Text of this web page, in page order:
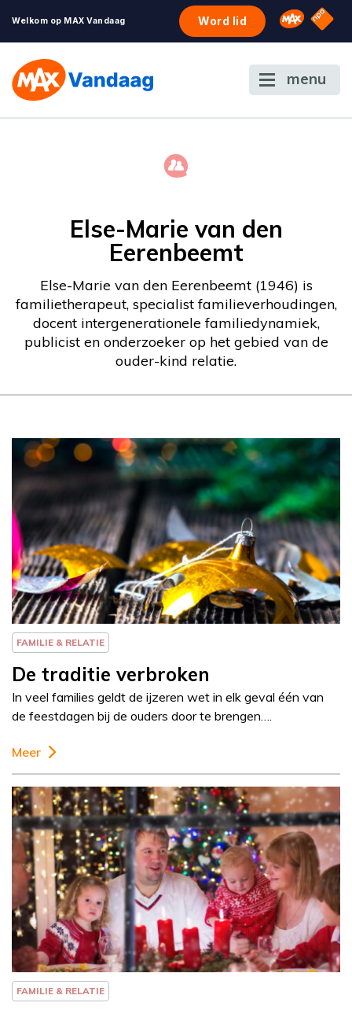
Welkom op MAX Vandaag Word lid Omroep
NPO
menu
Else-Marie van den
Eerenbeemt
Else-Marie van den Eerenbeemt (1946) is
familietherapeut, specialist familieverhoudingen,
docent intergenerationele familiedynamiek,
publicist en onderzoeker op het gebied van de
ouder-kind relatie.
Column
Else-Marie van den
Eerenbeemt
FAMILIE & RELATIE
De traditie verbroken
In veel families geldt de ijzeren wet in elk geval één van
de feestdagen bij de ouders door te brengen….
Meer
Column
Else-Marie van den
Eerenbeemt
FAMILIE & RELATIE